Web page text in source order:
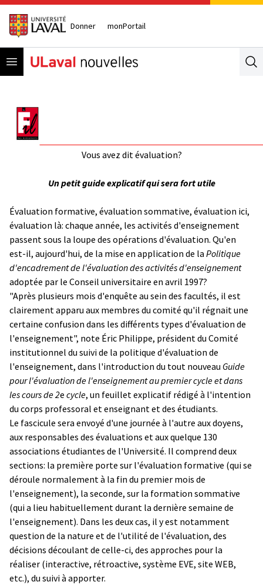
Donner monPortail
Open menu
Vous avez dit évaluation?
Un petit guide explicatif qui sera fort utile
Évaluation formative, évaluation sommative, évaluation ici,
évaluation là: chaque année, les activités d'enseignement
passent sous la loupe des opérations d'évaluation. Qu'en
est-il, aujourd'hui, de la mise en application de la Politique
d'encadrement de l'évaluation des activités d'enseignement
adoptée par le Conseil universitaire en avril 1997?
"Après plusieurs mois d'enquête au sein des facultés, il est
clairement apparu aux membres du comité qu'il régnait une
certaine confusion dans les différents types d'évaluation de
l'enseignement", note Éric Philippe, président du Comité
institutionnel du suivi de la politique d'évaluation de
l'enseignement, dans l'introduction du tout nouveau Guide
pour l'évaluation de l'enseignement au premier cycle et dans
les cours de 2e cycle, un feuillet explicatif rédigé à l'intention
du corps professoral et enseignant et des étudiants.
Le fascicule sera envoyé d'une journée à l'autre aux doyens,
aux responsables des évaluations et aux quelque 130
associations étudiantes de l'Université. Il comprend deux
sections: la première porte sur l'évaluation formative (qui se
déroule normalement à la fin du premier mois de
l'enseignement), la seconde, sur la formation sommative
(qui a lieu habituellement durant la dernière semaine de
l'enseignement). Dans les deux cas, il y est notamment
question de la nature et de l'utilité de l'évaluation, des
décisions découlant de celle-ci, des approches pour la
réaliser (interactive, rétroactive, système EVE, site WEB,
etc.), du suivi à apporter.